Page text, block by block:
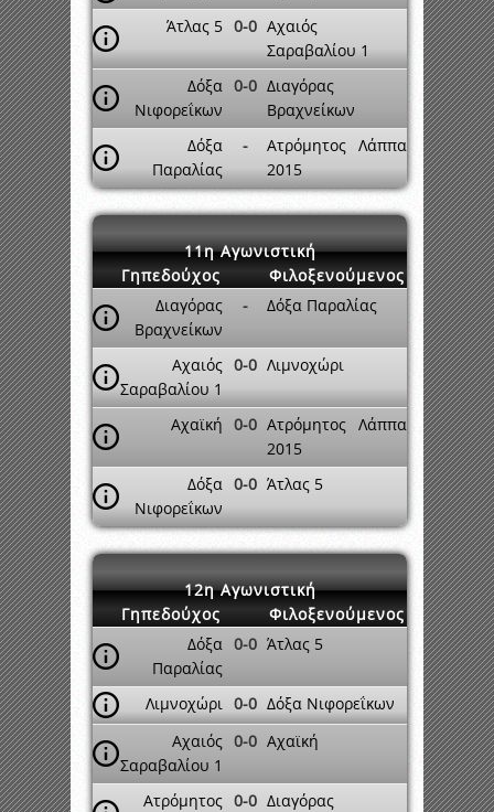
Άτλας 5 0-0 Αχαιός
Σαραβαλίου 1
Δόξα
Νιφορεΐκων
0-0 Διαγόρας
Βραχνείκων
Δόξα
Παραλίας
-
Ατρόμητος Λάππα
2015
11η Αγωνιστική
Γηπεδούχος
Φιλοξενούμενος
Διαγόρας
Βραχνείκων
- Δόξα Παραλίας
Αχαιός
Σαραβαλίου 1
0-0 Λιμνοχώρι
Αχαϊκή 0-0 Ατρόμητος Λάππα
2015
Δόξα
Νιφορεΐκων
0-0 Άτλας 5
12η Αγωνιστική
Γηπεδούχος
Φιλοξενούμενος
Δόξα
Παραλίας
0-0 Άτλας 5
Λιμνοχώρι 0-0 Δόξα Νιφορεΐκων
Αχαιός
Σαραβαλίου 1
0-0 Αχαϊκή
Ατρόμητος 0-0 Διαγόρας